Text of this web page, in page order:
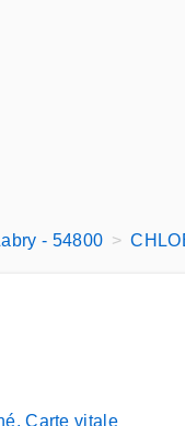
- 54800
Carte vitale